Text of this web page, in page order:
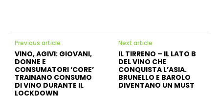
Previous article
VINO, AGIVI: GIOVANI,
DONNE E
CONSUMATORI ‘CORE’
TRAINANO CONSUMO
DI VINO DURANTE IL
LOCKDOWN
Next article
IL TIRRENO – IL LATO B
DEL VINO CHE
CONQUISTA L’ASIA.
BRUNELLO E BAROLO
DIVENTANO UN MUST